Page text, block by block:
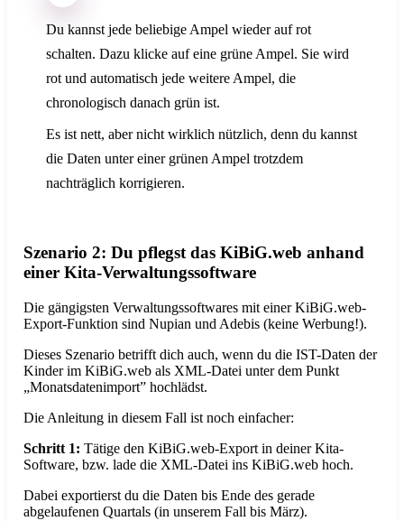
Du kannst jede beliebige Ampel wieder auf rot
schalten. Dazu klicke auf eine grüne Ampel. Sie wird
rot und automatisch jede weitere Ampel, die
chronologisch danach grün ist.
Es ist nett, aber nicht wirklich nützlich, denn du kannst
die Daten unter einer grünen Ampel trotzdem
nachträglich korrigieren.
Szenario 2: Du pflegst das KiBiG.web anhand
einer Kita-Verwaltungssoftware
Die gängigsten Verwaltungssoftwares mit einer KiBiG.web-
Export-Funktion sind Nupian und Adebis (keine Werbung!).
Dieses Szenario betrifft dich auch, wenn du die IST-Daten der
Kinder im KiBiG.web als XML-Datei unter dem Punkt
„Monatsdatenimport” hochlädst.
Die Anleitung in diesem Fall ist noch einfacher:
Schritt 1: Tätige den KiBiG.web-Export in deiner Kita-
Software, bzw. lade die XML-Datei ins KiBiG.web hoch.
Dabei exportierst du die Daten bis Ende des gerade
abgelaufenen Quartals (in unserem Fall bis März).